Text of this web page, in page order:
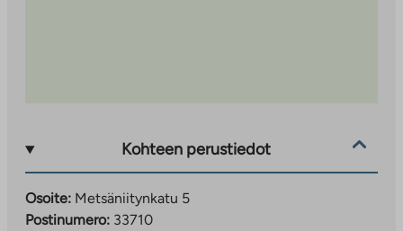
Kohteen perustiedot
Osoite: Metsäniitynkatu 5
Postinumero: 33710